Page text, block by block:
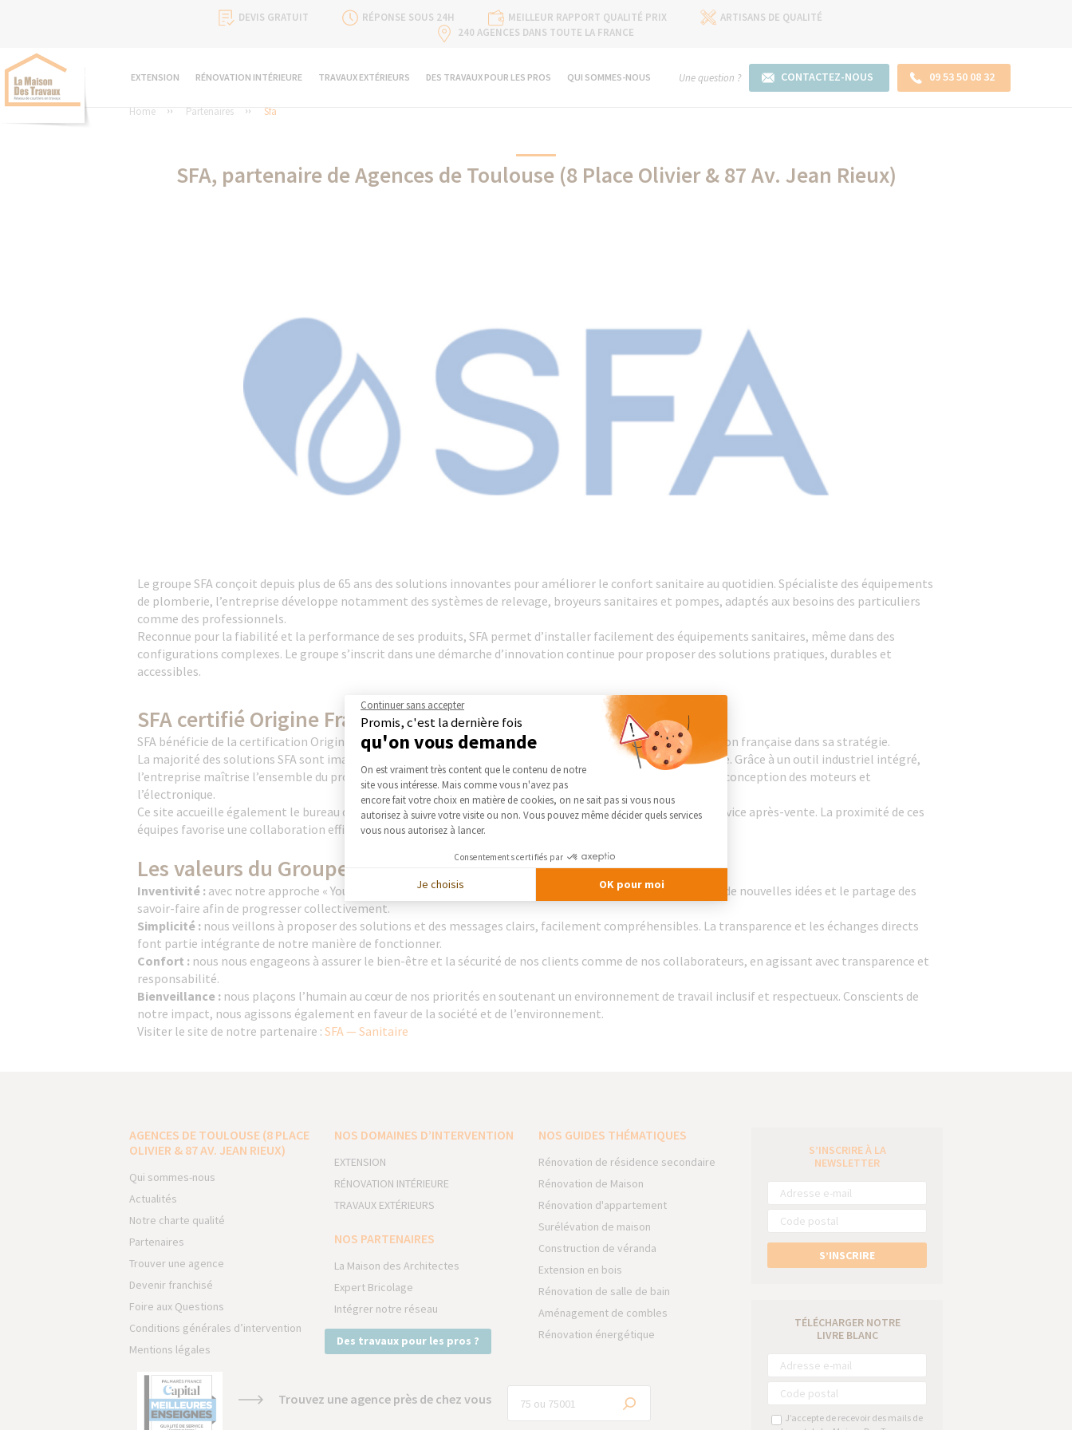
DEVIS GRATUIT RÉPONSE SOUS 24H MEILLEUR RAPPORT QUALITÉ PRIX
ARTISANS DE QUALITÉ
240 AGENCES DANS TOUTE LA FRANCE
EXTENSION RÉNOVATION INTÉRIEURE TRAVAUX EXTÉRIEURS DES TRAVAUX POUR LES PROS QUI SOMMES-NOUS Une question ? CONTACTEZ-NOUS 09 53 50 08 32
Home Partenaires Sfa
SFA, partenaire de Agences de Toulouse (8 Place Olivier & 87 Av. Jean Rieux)
Le groupe SFA conçoit depuis plus de 65 ans des solutions innovantes pour améliorer le confort sanitaire au quotidien. Spécialiste des équipements
de plomberie, l’entreprise développe notamment des systèmes de relevage, broyeurs sanitaires et pompes, adaptés aux besoins des particuliers
comme des professionnels.
Reconnue pour la fiabilité et la performance de ses produits, SFA permet d’installer facilement des équipements sanitaires, même dans des
configurations complexes. Le groupe s’inscrit dans une démarche d’innovation continue pour proposer des solutions pratiques, durables et
accessibles.
SFA certifié Origine France Garantie
SFA bénéficie de la certification Origine France Garantie, témoignant de l’importance accordée à la fabrication française dans sa stratégie.
La majorité des solutions SFA sont imaginées et produites sur le site de Brégy, situé dans les Hauts-de-France. Grâce à un outil industriel intégré,
l’entreprise maîtrise l’ensemble du processus de fabrication, de la plasturgie au bobinage, en passant par la conception des moteurs et
l’électronique.
Ce site accueille également le bureau d’études, le laboratoire de recherche et développement ainsi que le service après-vente. La proximité de ces
équipes favorise une collaboration efficace et permet de répondre au plus près aux attentes des clients.
Les valeurs du Groupe SFA
Inventivité : avec notre approche « You can. Anywhere », nous favorisons l’innovation continue, l’émergence de nouvelles idées et le partage des
savoir-faire afin de progresser collectivement.
Simplicité : nous veillons à proposer des solutions et des messages clairs, facilement compréhensibles. La transparence et les échanges directs
font partie intégrante de notre manière de fonctionner.
Confort : nous nous engageons à assurer le bien-être et la sécurité de nos clients comme de nos collaborateurs, en agissant avec transparence et
responsabilité.
Bienveillance : nous plaçons l’humain au cœur de nos priorités en soutenant un environnement de travail inclusif et respectueux. Conscients de
notre impact, nous agissons également en faveur de la société et de l’environnement.
Visiter le site de notre partenaire : SFA — Sanitaire
AGENCES DE TOULOUSE (8 PLACE
OLIVIER & 87 AV. JEAN RIEUX)
Qui sommes-nous
Actualités
Notre charte qualité
Partenaires
Trouver une agence
Devenir franchisé
Foire aux Questions
Conditions générales d’intervention
Mentions légales
NOS DOMAINES D’INTERVENTION
EXTENSION
RÉNOVATION INTÉRIEURE
TRAVAUX EXTÉRIEURS
NOS PARTENAIRES
La Maison des Architectes
Expert Bricolage
Intégrer notre réseau
Des travaux pour les pros ?
NOS GUIDES THÉMATIQUES
Rénovation de résidence secondaire
Rénovation de Maison
Rénovation d'appartement
Surélévation de maison
Construction de véranda
Extension en bois
Rénovation de salle de bain
Aménagement de combles
Rénovation énergétique
Trouvez une agence près de chez vous
S’INSCRIRE À LA
NEWSLETTER
S’INSCRIRE
TÉLÉCHARGER NOTRE
LIVRE BLANC
J’accepte de recevoir des mails de
Continuer sans accepter
Promis, c'est la dernière fois
qu'on vous demande
Plateforme de Gestion du Consentement : Personnalisez vos Options
On est vraiment très content que le contenu de notre
site vous intéresse. Mais comme vous n'avez pas
encore fait votre choix en matière de cookies, on ne sait pas si vous nous
autorisez à suivre votre visite ou non. Vous pouvez même décider quels services
vous nous autorisez à lancer.
Consentements certifiés par
Je choisis OK pour moi
Axeptio consent